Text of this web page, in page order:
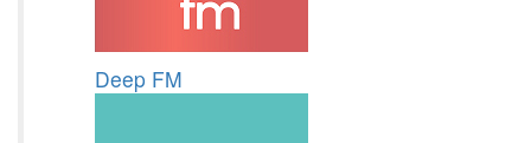
Deep FM